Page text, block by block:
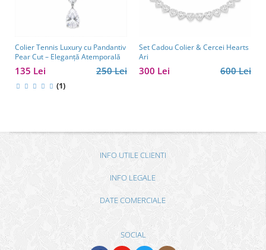
Colier Tennis Luxury cu Pandantiv
Pear Cut – Eleganță Atemporală
250 Lei
135 Lei
(1)
Set Cadou Colier & Cercei Hearts
Ari
600 Lei
300 Lei
INFO UTILE CLIENTI
INFO LEGALE
DATE COMERCIALE
SOCIAL